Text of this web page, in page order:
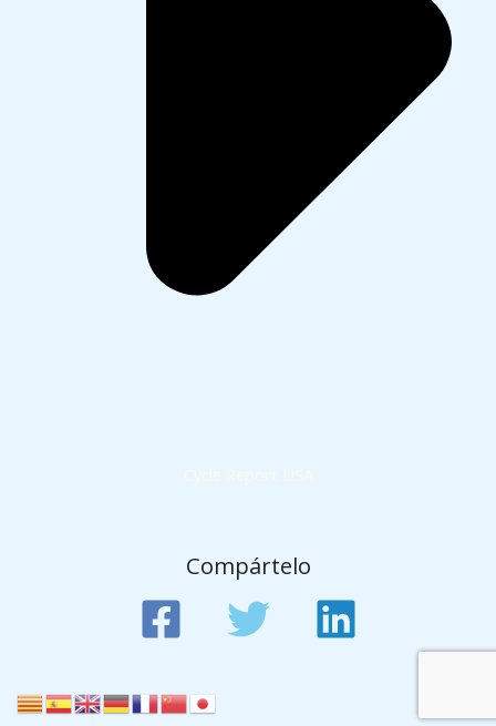
Cycle Report USA
Compártelo